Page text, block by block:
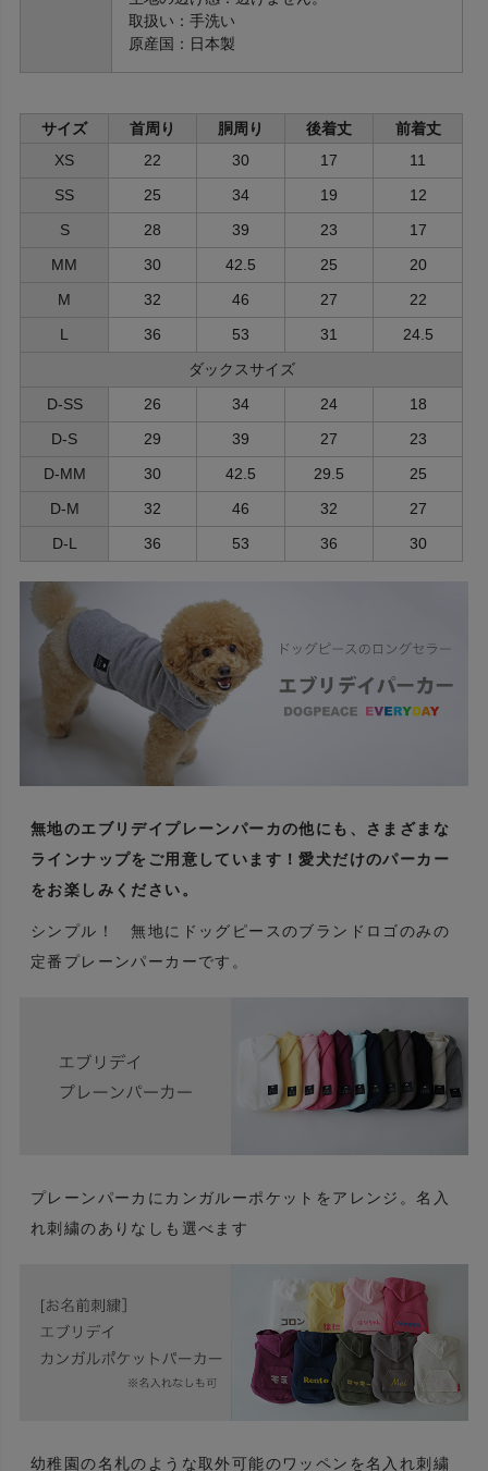
取扱い：手洗い
原産国：日本製
サイズ 首周り 胴周り 後着丈
前着丈
XS
22 30 17
11
SS
25 34 19
12
S
28 39 23
17
MM
30 42.5 25
20
M
32 46 27
22
L
36 53 31
24.5
ダックスサイズ
D-SS
26 34 24
18
D-S
29 39 27
23
D-MM
30 42.5 29.5
25
D-M
32 46 32
27
D-L
36 53 36 30
無地のエブリデイプレーンパーカの他にも、さまざまな
ラインナップをご用意しています！愛犬だけのパーカー
をお楽しみください。
シンプル！ 無地にドッグピースのブランドロゴのみの
定番プレーンパーカーです。
プレーンパーカにカンガルーポケットをアレンジ。名入
れ刺繍のありなしも選べます
幼稚園の名札のような取外可能のワッペンを名入れ刺繍